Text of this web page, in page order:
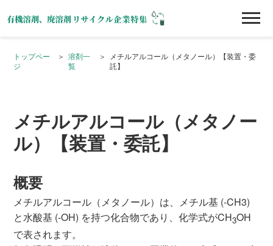
トップペー
ジ
溶剤一
覧
メチルアルコール（メタノール）【装置・委
託】
メチルアルコール（メタノー
ル）【装置・委託】
概要
メチルアルコール（メタノール）は、メチル基 (-CH3)
と水酸基 (-OH) を持つ化合物であり、化学式がCH3OH
で表されます。